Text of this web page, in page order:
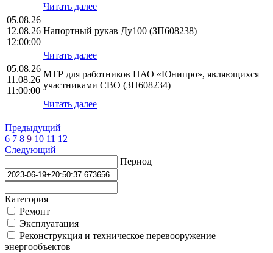
Читать далее
05.08.26
12.08.26
12:00:00
Напортный рукав Ду100 (ЗП608238)
Читать далее
05.08.26
11.08.26
11:00:00
МТР для работников ПАО «Юнипро», являющихся
участниками СВО (ЗП608234)
Читать далее
Предыдущий
6 7 8 9 10 11 12
Следующий
Период
Категория
Ремонт
Эксплуатация
Реконструкция и техническое перевооружение
энергообъектов